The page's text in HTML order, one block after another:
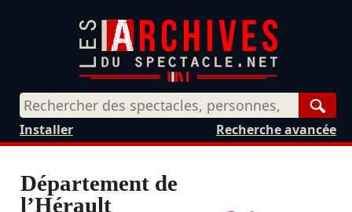
Recherche avancée
Installer
Département de
l’Hérault